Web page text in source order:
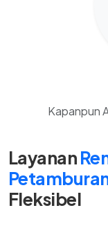
Kapanpun
Layanan
Fleksibel